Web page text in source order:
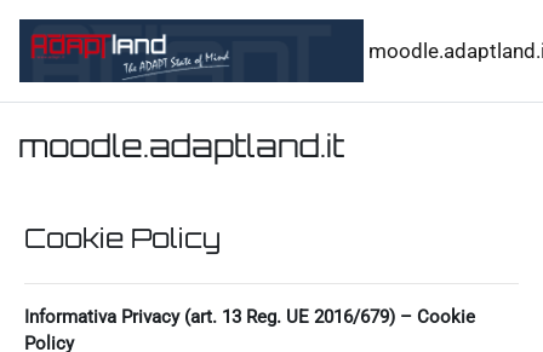
moodle.adaptland.it
Cookie Policy
Informativa Privacy (art. 13 Reg. UE 2016/679) – Cookie
Policy